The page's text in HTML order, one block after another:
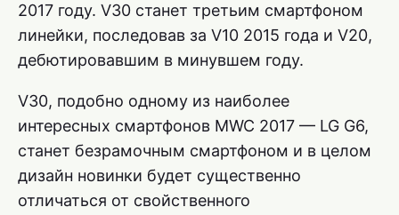
2017 году. V30 станет третьим смартфоном
линейки, последовав за V10 2015 года и V20,
дебютировавшим в минувшем году.
V30, подобно одному из наиболее
интересных смартфонов MWC 2017 — LG G6,
станет безрамочным смартфоном и в целом
дизайн новинки будет существенно
отличаться от свойственного